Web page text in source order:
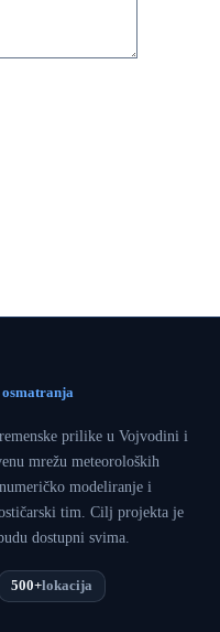
prilike u Vojvodini i
mrežu meteoroloških
modeliranje i
tim. Cilj projekta je
dostupni svima.
500+lokacija